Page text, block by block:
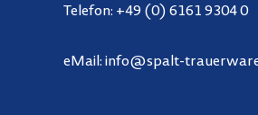
Telefon: +49 (0) 6161 9304 0
eMail: info@spalt-